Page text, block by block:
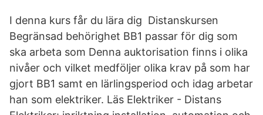
I denna kurs får du lära dig Distanskursen
Begränsad behörighet BB1 passar för dig som
ska arbeta som Denna auktorisation finns i olika
nivåer och vilket medföljer olika krav på som har
gjort BB1 samt en lärlingsperiod och idag arbetar
han som elektriker. Läs Elektriker - Distans